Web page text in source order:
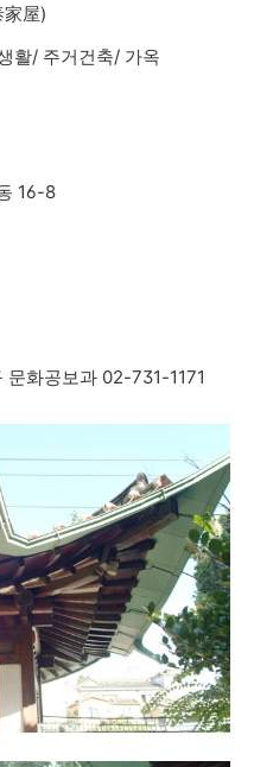
屋)
활/ 주거건축/ 가옥
16-8
문화공보과 02-731-1171